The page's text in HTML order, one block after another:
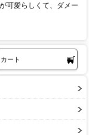
可愛らしくて、ダメー
カート